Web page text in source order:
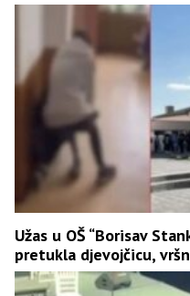
Užas u OŠ “Borisav
pretukla djevojčicu,